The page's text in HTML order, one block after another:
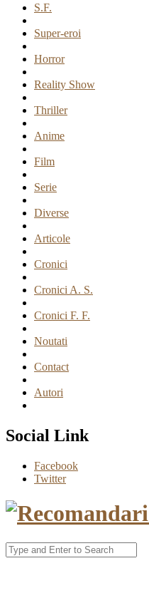
S.F.
Super-eroi
Horror
Reality Show
Thriller
Anime
Film
Serie
Diverse
Articole
Cronici
Cronici A. S.
Cronici F. F.
Noutati
Contact
Autori
Social Link
Facebook
Twitter